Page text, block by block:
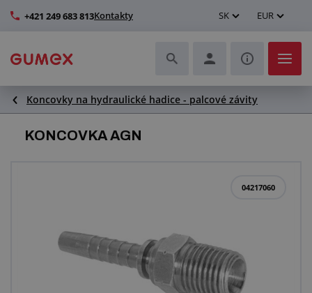
+421 249 683 813Kontakty SK EUR
Hadice a ich kompletizácia
Profily a výroba tesnení
Lepšie pracovné prostredie
Ďalšie gumové a plastové výrobky
Koncovky na hydraulické hadice - palcové závity
KONCOVKA AGN
04217060